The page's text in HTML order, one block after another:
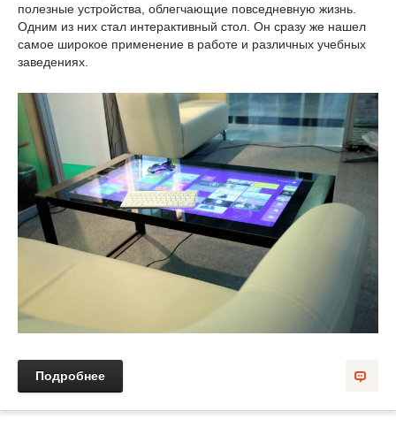
полезные устройства, облегчающие повседневную жизнь.
Одним из них стал интерактивный стол. Он сразу же нашел
самое широкое применение в работе и различных учебных
заведениях.
Подробнее